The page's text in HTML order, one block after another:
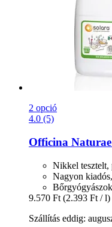
2 opció
4.0 (5)
Officina Naturae
Nikkel tesztelt,
Nagyon
9.570 Ft (2.393 Ft / l)
Szállítás eddig: